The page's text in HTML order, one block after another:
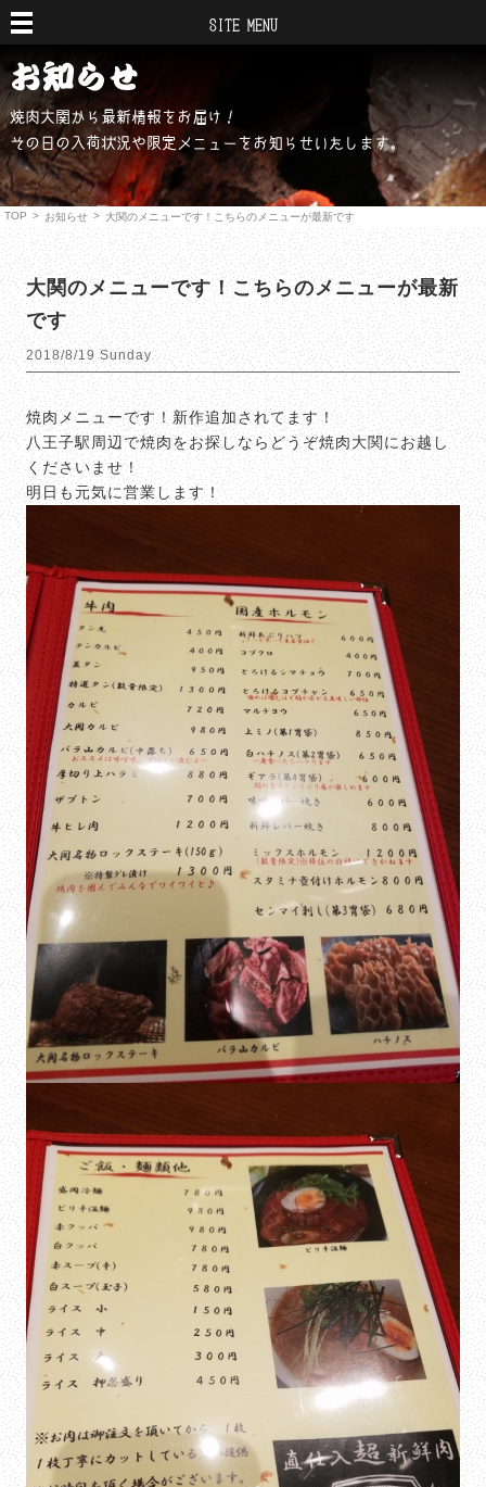
SITE MENU
焼肉大関から最新情報をお届け！
その日の入荷状況や限定メニューをお知らせいたします。
TOP > お知らせ > 大関のメニューです！こちらのメニューが最新です
大関のメニューです！こちらのメニューが最新
です
2018/8/19 Sunday
焼肉メニューです！新作追加されてます！
八王子駅周辺で焼肉をお探しならどうぞ焼肉大関にお越し
くださいませ！
明日も元気に営業します！